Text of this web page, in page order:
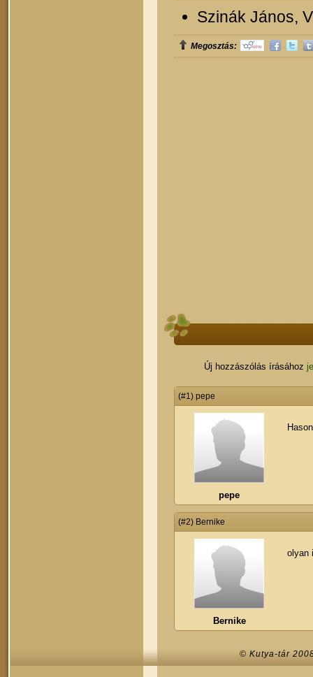
Szinák János,
Megosztás:
Új hozzászólás írásához
(#1) pepe
pepe
(#2) Bernike
Bernike
olyan
© Kutya-tár